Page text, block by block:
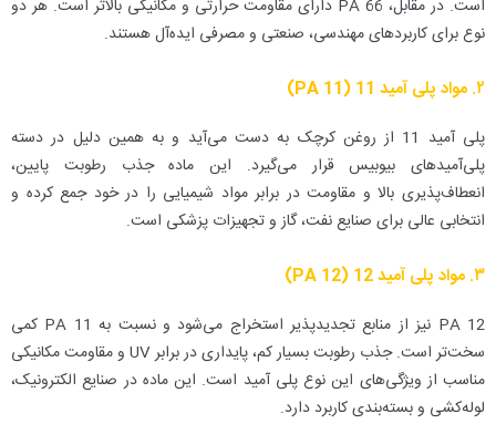
است. در مقابل، PA 66 دارای مقاومت حرارتی و مکانیکی بالاتر است. هر دو
نوع برای کاربردهای مهندسی، صنعتی و مصرفی ایده‌آل هستند.
۲. مواد پلی آمید 11 (PA 11)
پلی آمید 11 از روغن کرچک به دست می‌آید و به همین دلیل در دسته
پلی‌آمیدهای بیوبیس قرار می‌گیرد. این ماده جذب رطوبت پایین،
انعطاف‌پذیری بالا و مقاومت در برابر مواد شیمیایی را در خود جمع کرده و
انتخابی عالی برای صنایع نفت، گاز و تجهیزات پزشکی است.
۳. مواد پلی آمید 12 (PA 12)
PA 12 نیز از منابع تجدیدپذیر استخراج می‌شود و نسبت به PA 11 کمی
سخت‌تر است. جذب رطوبت بسیار کم، پایداری در برابر UV و مقاومت مکانیکی
مناسب از ویژگی‌های این نوع پلی آمید است. این ماده در صنایع الکترونیک،
لوله‌کشی و بسته‌بندی کاربرد دارد.